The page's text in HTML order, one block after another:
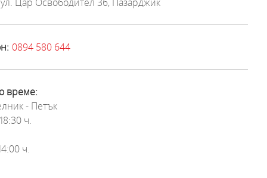
0894 580 644
време:
- Петък
ч.
ч.